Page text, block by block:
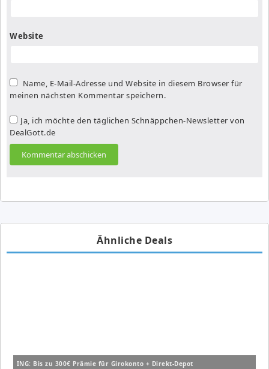
Website
Name, E-Mail-Adresse und Website in diesem Browser für
meinen nächsten Kommentar speichern.
Ja, ich möchte den täglichen Schnäppchen-Newsletter von
DealGott.de
Ähnliche Deals
ING: Bis zu 300€ Prämie für Girokonto + Direkt-Depot